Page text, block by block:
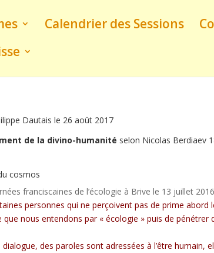
Calendrier des Sessions
Dautais le 26 août 2017
de la divino-humanité selon Nicolas Berdiaev
cosmos
franciscaines de l’écologie à Brive le 13 juillet
personnes qui ne perçoivent pas de prime abord
que nous entendons par « écologie » puis de pénétrer
des paroles sont adressées à l’être humain,